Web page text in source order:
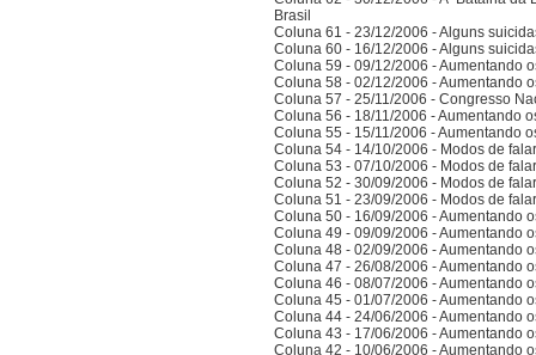
Brasil
Coluna 61 - 23/12/2006 - Alguns
Coluna 60 - 16/12/2006 - Alguns
Coluna 59 - 09/12/2006 - Aumentando
Coluna 58 - 02/12/2006 - Aumentando
Coluna 57 - 25/11/2006 - Congresso
Coluna 56 - 18/11/2006 - Aumentando
Coluna 55 - 15/11/2006 - Aumentando
Coluna 54 - 14/10/2006 - Modos de
Coluna 53 - 07/10/2006 - Modos de
Coluna 52 - 30/09/2006 - Modos de
Coluna 51 - 23/09/2006 - Modos de
Coluna 50 - 16/09/2006 - Aumentando
Coluna 49 - 09/09/2006 - Aumentando
Coluna 48 - 02/09/2006 - Aumentando
Coluna 47 - 26/08/2006 - Aumentando
Coluna 46 - 08/07/2006 - Aumentando
Coluna 45 - 01/07/2006 - Aumentando
Coluna 44 - 24/06/2006 - Aumentando
Coluna 43 - 17/06/2006 - Aumentando
Coluna 42 - 10/06/2006 - Aumentando